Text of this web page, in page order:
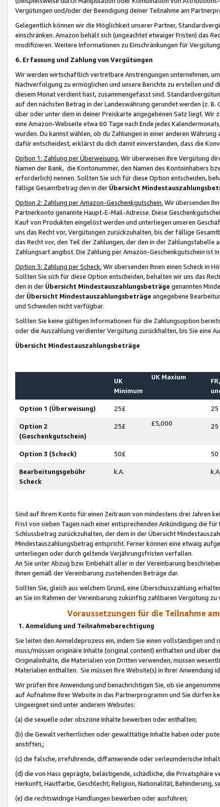
Vergütungen und/oder der Beendigung deiner Teilnahme am
Gelegentlich können wir die Möglichkeit unserer Partner,
einschränken. Amazon behält sich (ungeachtet etwaiger Fristen) das
modifizieren. Weitere Informationen zu Einschränkungen für
6. Erfassung und Zahlung von Vergütungen
Wir werden wirtschaftlich vertretbare Anstrengungen unternehmen,
Nachverfolgung zu ermöglichen und unsere Berichte zu erstellen und
diesem Monat verdient hast, zusammengefasst sind.
auf den nächsten Betrag in der Landeswährung gerundet werden (z.
über oder unter dem in deiner Preiskarte angegebenen Satz liegt.
eine Amazon-Webseite etwa 60 Tage nach Ende jedes
wurden. Du kannst wählen, ob du Zahlungen in einer anderen
dafür entscheidest, erklärst du dich damit einverstanden, dass die
Option 1: Zahlung per Überweisung. Wir überweisen Ihre Vergütung
Namen der Bank, die Kontonummer, den Namen des Kontoinhabers
erforderlich) nennen. Sollten Sie sich für diese Option entscheiden,
fällige Gesamtbetrag den in der Übersicht
Option 2: Zahlung per Amazon-Geschenkgutschein. Wir übersenden
Partnerkonto genannte Haupt-E-Mail-Adresse. Diese
Kauf von Produkten eingelöst werden und unterliegen unseren
uns das Recht vor, Vergütungen zurückzuhalten, bis der fällige
das Recht vor, den Teil der Zahlungen, der den in der
Zahlungsart angibst. Die Zahlung per Amazon-Geschenkgutschein ist
Option 3: Zahlung per Scheck. Wir übersenden Ihnen einen Scheck in
Sollten Sie sich für diese Option entscheiden, behalten wir uns das
den in der Übersicht Mindestauszahlungsbeträge genannten
der Übersicht Mindestauszahlungsbeträge angegebene
und Schweden nicht verfügbar.
Sollten Sie keine gültigen Informationen für die Zahlungsoption
oder die Auszahlung verdienter Vergütung zurückhalten, bis Sie
Übersicht Mindestauszahlungsbeträge
UK
Minimum
UK Maxium
Option 1 (Überweisung) 25£ 25
Option 2
(Geschenkgutschein)
25£ £5,000 25
Option 3 (Scheck) 50£ 50
Bearbeitungsgebühr
Scheck
k.A.
Sind auf Ihrem Konto für einen Zeitraum von mindestens drei Jahren
Frist von sieben Tagen nach einer entsprechenden Ankündigung die
Schlussbetrag zurückzuhalten, der dem in der Übersicht
Mindestauszahlungsbetrag entspricht. Ferner können eine etwaig
unterliegen oder durch geltende Verjährungsfristen verfallen.
An Sie unter Abzug bzw. Einbehalt aller in der Vereinbarung
Ihnen gemäß der Vereinbarung zustehenden Beträge dar.
Sollten Sie, gleich aus welchem Grund, eine Überschusszahlung
an Sie im Rahmen der Vereinbarung zukünftig zahlbaren Vergütung zu
Voraussetzungen für die Teilnahme
1. Anmeldung und Teilnahmeberechtigung
Sie leiten den Anmeldeprozess ein, indem Sie einen vollständigen
muss/müssen originäre Inhalte (original content) enthalten und über
Originalinhalte, die Materialien von Dritten verwenden, müssen
Materialien enthalten. Sie müssen Ihre Website(s) in Ihrer Anwendung
Wir prüfen Ihre Anwendung und benachrichtigen Sie, ob sie
auf Aufnahme Ihrer Website in das Partnerprogramm und Sie dürfen
Ungeeignet sind unter anderem Websites:
(a) die sexuelle oder obszöne Inhalte bewerben oder enthalten;
(b) die Gewalt verherrlichen oder gewalttätige Inhalte haben oder
anstiften,;
(c) die falsche, irreführende, diffamierende oder verleumderische
(d) die von Hass geprägte, belästigende, schädliche, die Privatsphäre
Herkunft, Hautfarbe, Geschlecht, Religion, Nationalität, Behinderung,
(e) die rechtswidrige Handlungen bewerben oder ausführen;